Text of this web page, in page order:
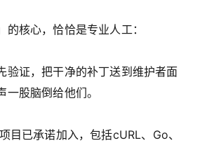
的核心，恰恰是专业人工：
验证，把干净的补丁送到维护者面
股脑倒给他们。
目已承诺加入，包括cURL、Go、